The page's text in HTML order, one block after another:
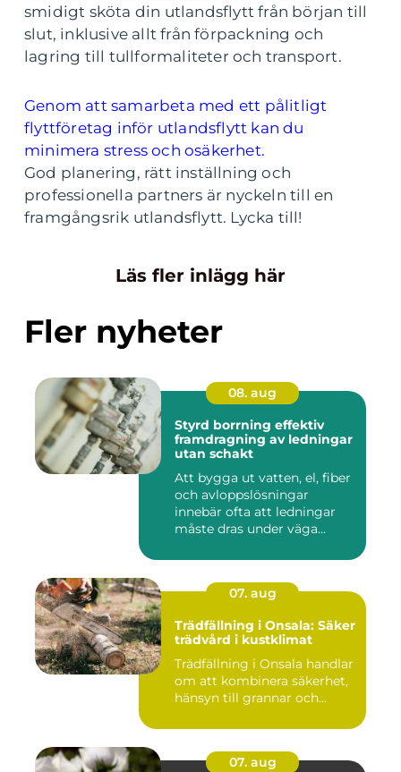
smidigt sköta din utlandsflytt från början till
slut, inklusive allt från förpackning och
lagring till tullformaliteter och transport.
Genom att samarbeta med ett pålitligt
flyttföretag inför utlandsflytt kan du
minimera stress och osäkerhet.
God planering, rätt inställning och
professionella partners är nyckeln till en
framgångsrik utlandsflytt. Lycka till!
Läs fler inlägg här
Fler nyheter
08. aug
Styrd borrning effektiv
framdragning av ledningar
utan schakt
Att bygga ut vatten, el, fiber
och avloppslösningar
innebär ofta att ledningar
måste dras under väga...
07. aug
Trädfällning i Onsala: Säker
trädvård i kustklimat
Trädfällning i Onsala handlar
om att kombinera säkerhet,
hänsyn till grannar och...
07. aug